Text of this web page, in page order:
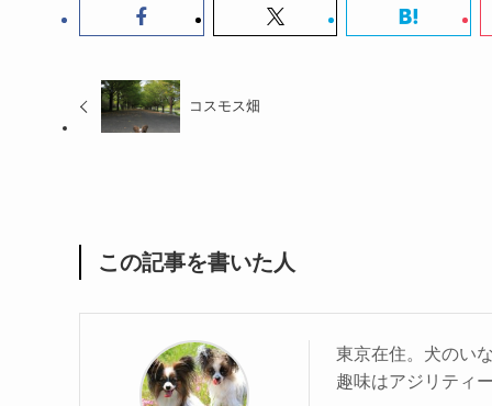
コスモス畑
この記事を書いた人
東京在住。犬のい
趣味はアジリティ